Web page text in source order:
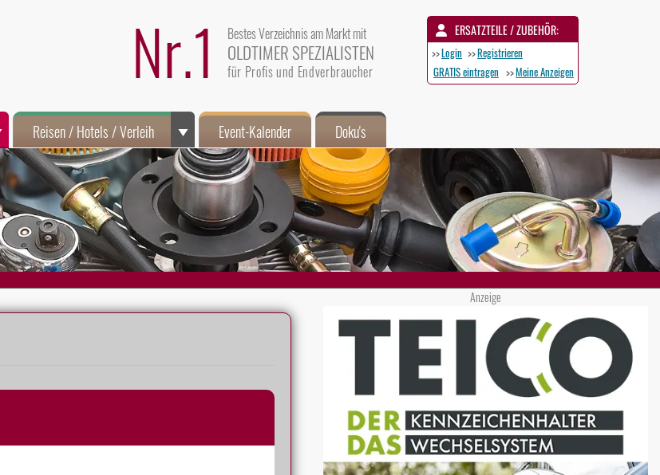
ERSATZTEILE / ZUBEHÖR:
>>Login >>Registrieren
GRATIS eintragen >>Meine Anzeigen
Nr.1 Bestes Verzeichnis am Markt mit
OLDTIMER SPEZIALISTEN
für Profis und Endverbraucher
Reisen / Hotels / Verleih Event-Kalender Doku's
Anzeige